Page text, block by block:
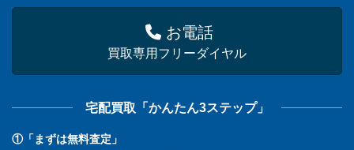
お電話
買取専用フリーダイヤル
宅配買取「かんたん3ステップ」
①「まずは無料査定」